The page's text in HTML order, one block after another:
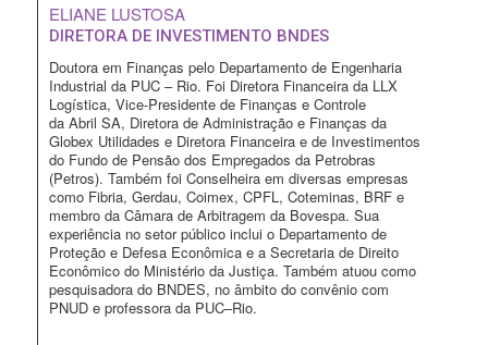
ELIANE LUSTOSA
DIRETORA DE INVESTIMENTO BNDES
Doutora em Finanças pelo Departamento de Engenharia
Industrial da PUC – Rio. Foi Diretora Financeira da LLX
Logística, Vice-Presidente de Finanças e Controle
da Abril SA, Diretora de Administração e Finanças da
Globex Utilidades e Diretora Financeira e de Investimentos
do Fundo de Pensão dos Empregados da Petrobras
(Petros). Também foi Conselheira em diversas empresas
como Fibria, Gerdau, Coimex, CPFL, Coteminas, BRF e
membro da Câmara de Arbitragem da Bovespa. Sua
experiência no setor público inclui o Departamento de
Proteção e Defesa Econômica e a Secretaria de Direito
Econômico do Ministério da Justiça. Também atuou como
pesquisadora do BNDES, no âmbito do convênio com
PNUD e professora da PUC–Rio.